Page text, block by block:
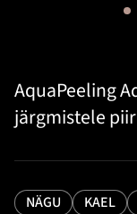
AquaPeeling
järgmistele
NÄGU KAEL